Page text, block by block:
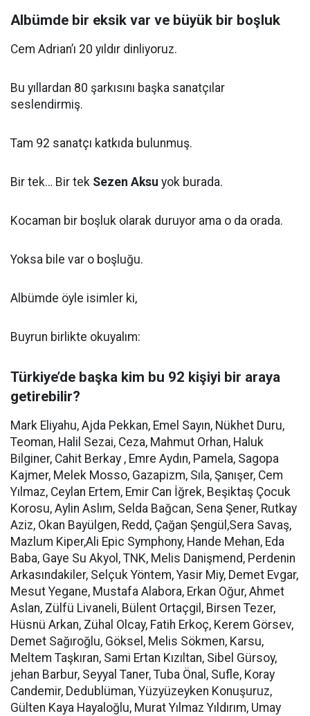
Albümde bir eksik var ve büyük bir boşluk
Cem Adrian’ı 20 yıldır dinliyoruz.
Bu yıllardan 80 şarkısını başka sanatçılar
seslendirmiş.
Tam 92 sanatçı katkıda bulunmuş.
Bir tek… Bir tek Sezen Aksu yok burada.
Kocaman bir boşluk olarak duruyor ama o da orada.
Yoksa bile var o boşluğu.
Albümde öyle isimler ki,
Buyrun birlikte okuyalım:
Türkiye’de başka kim bu 92 kişiyi bir araya
getirebilir?
Mark Eliyahu, Ajda Pekkan, Emel Sayın, Nükhet Duru,
Teoman, Halil Sezai, Ceza, Mahmut Orhan, Haluk
Bilginer, Cahit Berkay , Emre Aydın, Pamela, Sagopa
Kajmer, Melek Mosso, Gazapizm, Sıla, Şanışer, Cem
Yılmaz, Ceylan Ertem, Emir Can İğrek, Beşiktaş Çocuk
Korosu, Aylin Aslım, Selda Bağcan, Sena Şener, Rutkay
Aziz, Okan Bayülgen, Redd, Çağan Şengül,Sera Savaş,
Mazlum Kiper,Ali Epic Symphony, Hande Mehan, Eda
Baba, Gaye Su Akyol, TNK, Melis Danişmend, Perdenin
Arkasındakiler, Selçuk Yöntem, Yasir Miy, Demet Evgar,
Mesut Yegane, Mustafa Alabora, Erkan Oğur, Ahmet
Aslan, Zülfü Livaneli, Bülent Ortaçgil, Birsen Tezer,
Hüsnü Arkan, Zühal Olcay, Fatih Erkoç, Kerem Görsev,
Demet Sağıroğlu, Göksel, Melis Sökmen, Karsu,
Meltem Taşkıran, Sami Ertan Kızıltan, Sibel Gürsoy,
jehan Barbur, Seyyal Taner, Tuba Önal, Sufle, Koray
Candemir, Dedublüman, Yüzyüzeyken Konuşuruz,
Gülten Kaya Hayaloğlu, Murat Yılmaz Yıldırım, Umay